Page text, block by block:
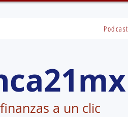
Podcast
a un clic